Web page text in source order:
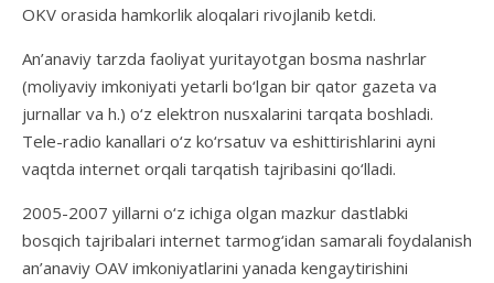
OKV orasida hamkorlik aloqalari rivojlanib ketdi.
An’anaviy tarzda faoliyat yuritayotgan bosma nashrlar
(moliyaviy imkoniyati yetarli bo‘lgan bir qator gazeta va
jurnallar va h.) o‘z elektron nusxalarini tarqata boshladi.
Tele-radio kanallari o‘z ko‘rsatuv va eshittirishlarini ayni
vaqtda internet orqali tarqatish tajribasini qo‘lladi.
2005-2007 yillarni o‘z ichiga olgan mazkur dastlabki
bosqich tajribalari internet tarmog‘idan samarali foydalanish
an’anaviy OAV imkoniyatlarini yanada kengaytirishini